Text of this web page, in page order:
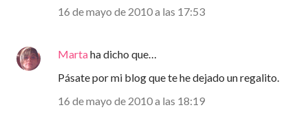
16 de mayo de 2010 a las 17:53
Martaha dicho que…
Pásate por mi blog que te he dejado un regalito.
16 de mayo de 2010 a las 18:19